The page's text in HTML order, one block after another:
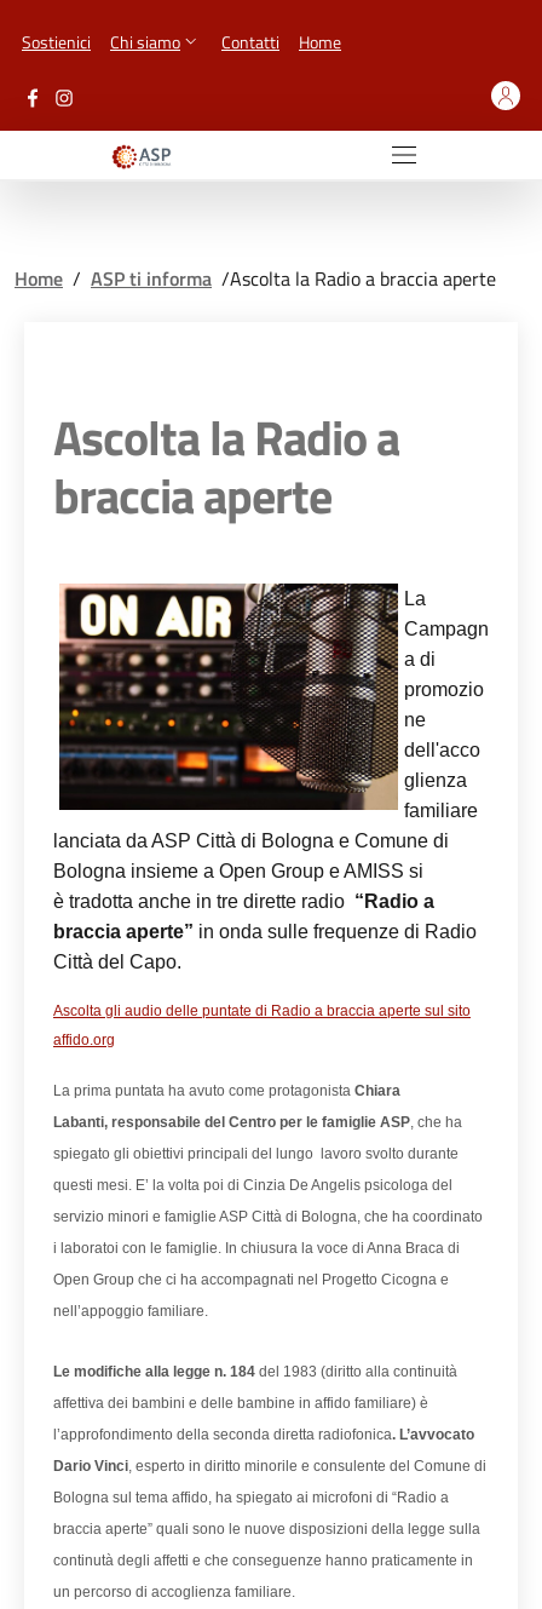
Sostienici Chi siamo Contatti Home
Home / ASP ti informa /Ascolta la Radio a braccia aperte
Ascolta la Radio a
braccia aperte
La
Campagn
a di
promozio
ne
dell'acco
glienza
familiare
lanciata da ASP Città di Bologna e Comune di
Bologna insieme a Open Group e AMISS si
è tradotta anche in tre dirette radio “Radio a
braccia aperte” in onda sulle frequenze di Radio
Città del Capo.
Ascolta gli audio delle puntate di Radio a braccia aperte sul sito
affido.org
La prima puntata ha avuto come protagonista Chiara
Labanti, responsabile del Centro per le famiglie ASP, che ha
spiegato gli obiettivi principali del lungo lavoro svolto durante
questi mesi. E’ la volta poi di Cinzia De Angelis psicologa del
servizio minori e famiglie ASP Città di Bologna, che ha coordinato
i laboratoi con le famiglie. In chiusura la voce di Anna Braca di
Open Group che ci ha accompagnati nel Progetto Cicogna e
nell’appoggio familiare.
Le modifiche alla legge n. 184 del 1983 (diritto alla continuità
affettiva dei bambini e delle bambine in affido familiare) è
l’approfondimento della seconda diretta radiofonica. L’avvocato
Dario Vinci, esperto in diritto minorile e consulente del Comune di
Bologna sul tema affido, ha spiegato ai microfoni di “Radio a
braccia aperte” quali sono le nuove disposizioni della legge sulla
continutà degli affetti e che conseguenze hanno praticamente in
un percorso di accoglienza familiare.